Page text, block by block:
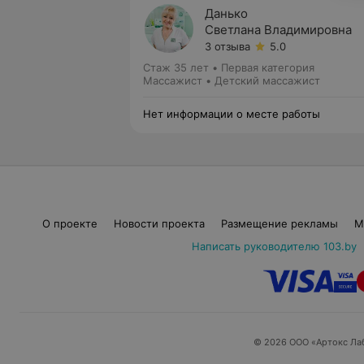
Данько
Светлана Владимировна
3 отзыва
5.0
Стаж 35 лет • Первая категория
Массажист • Детский массажист
Нет информации о месте работы
О проекте Новости проекта Размещение рекламы
Написать руководителю 103.by
© 2026 ООО «Артокс